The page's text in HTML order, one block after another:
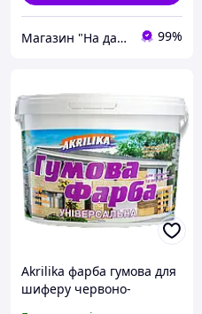
Магазин "На дачу" 99%
Akrilika фарба гумова для
шиферу червоно-